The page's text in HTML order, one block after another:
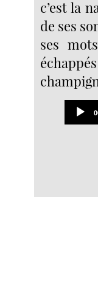
c’est la
de ses
ses